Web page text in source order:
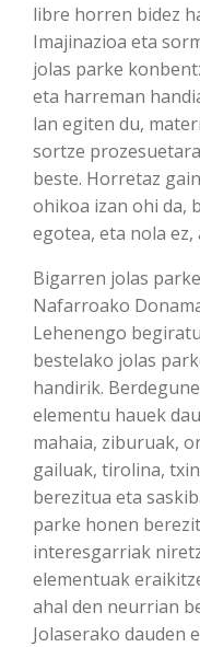
libre horren bidez
Imajinazioa eta
jolas parke
eta harreman
lan egiten du,
sortze
beste. Horretaz
ohikoa izan ohi da,
egotea, eta nola
Bigarren jolas
Nafarroako
Lehenengo
bestelako jolas
handirik.
elementu hauek
mahaia, ziburuak,
gailuak, tirolina,
berezitua eta
parke honen
interesgarriak
elementuak
ahal den neurrian
Jolaserako dauden